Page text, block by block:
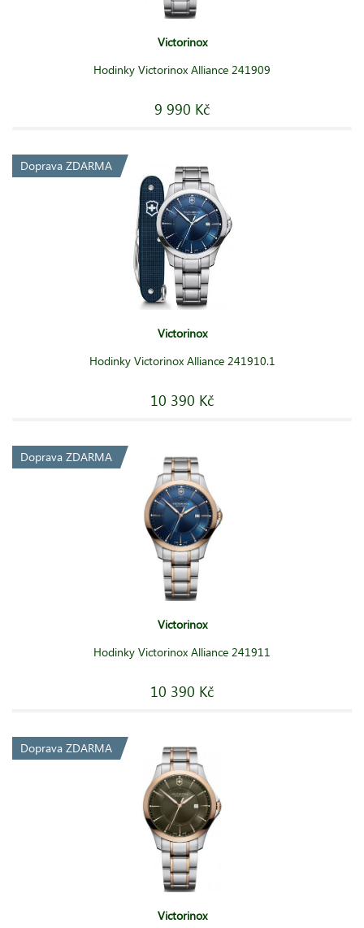
Victorinox
Hodinky Victorinox Alliance 241909
9 990 Kč
Doprava ZDARMA
Victorinox
Hodinky Victorinox Alliance 241910.1
10 390 Kč
Doprava ZDARMA
Victorinox
Hodinky Victorinox Alliance 241911
10 390 Kč
Doprava ZDARMA
Victorinox